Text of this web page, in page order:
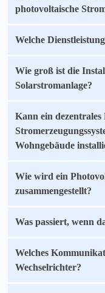
photovoltaische
Welche
Wie groß ist die
Solarstromanlage?
Kann ein
Wohngebäude
Wie wird ein
zusammengestellt?
Was passiert, wenn
Welches
Wechselrichter?